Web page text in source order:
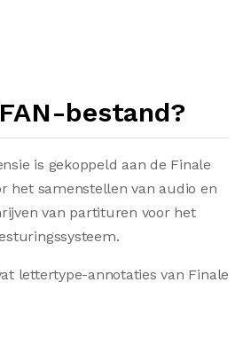
bestand?
is gekoppeld aan de Finale
het samenstellen van audio en
van partituren voor het
lettertype-annotaties van Finale